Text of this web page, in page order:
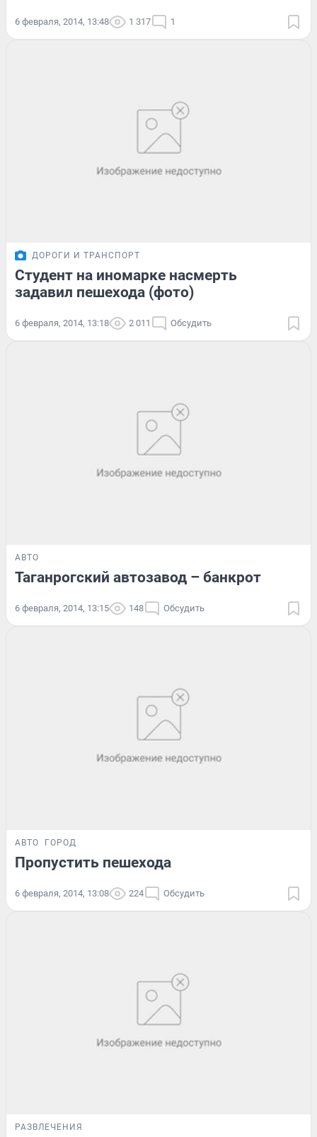
6 февраля, 2014, 13:48 1 317 1
ДОРОГИ И ТРАНСПОРТ
Студент на иномарке насмерть
задавил пешехода (фото)
6 февраля, 2014, 13:18 2 011 Обсудить
АВТО
Таганрогский автозавод – банкрот
6 февраля, 2014, 13:15 148 Обсудить
АВТО ГОРОД
Пропустить пешехода
6 февраля, 2014, 13:08 224 Обсудить
РАЗВЛЕЧЕНИЯ